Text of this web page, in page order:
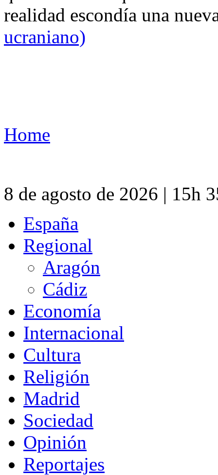
realidad escondía una
ucraniano)
Home
8 de agosto de 2026 | 15h
España
Regional
Aragón
Cádiz
Economía
Internacional
Cultura
Religión
Madrid
Sociedad
Opinión
Reportajes